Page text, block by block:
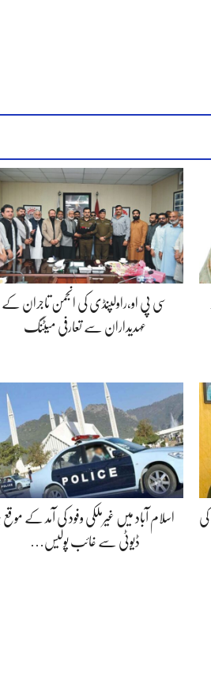
سی پی او،راولپنڈی کی انجمن تاجران کے
عہدیداران سے تعارفی میٹنگ
اسلام آباد میں غیرملکی وفود کی آمد کے موقع
ڈیوٹی سے غائب پولیس…